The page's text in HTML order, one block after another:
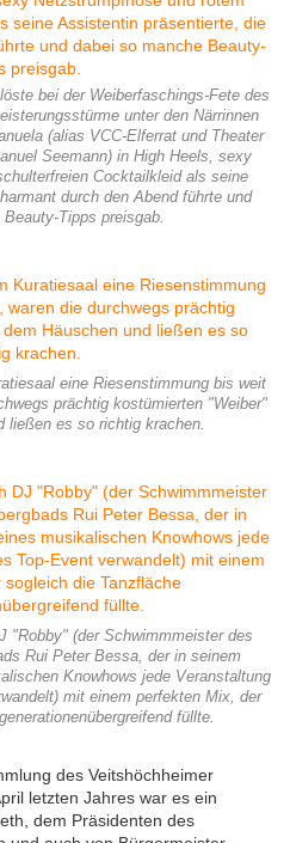
bei der Weiberfaschings-Fete des
unter den Närrinnen
(alias VCC-Elferrat und Theater
Seemann) in High Heels, sexy
Cocktailkleid als seine
durch den Abend führte und
Tipps preisgab.
eine Riesenstimmung bis weit
prächtig kostümierten "Weiber"
ließen es so richtig krachen.
"Robby" (der Schwimmmeister des
Rui Peter Bessa, der in seinem
Knowhows jede Veranstaltung
mit einem perfekten Mix, der
füllte.
des Veitshöchheimer
letzten Jahres war es ein
dem Präsidenten des